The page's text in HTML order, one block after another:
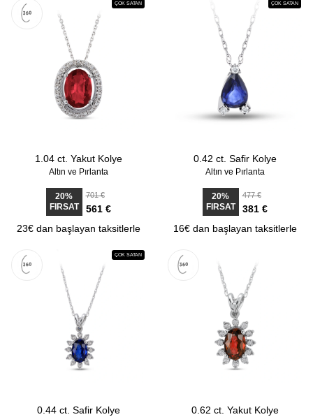
ÇOK SATAN
1.04 ct. Yakut Kolye
Altın ve Pırlanta
20%
FIRSAT
701 €
561 €
23€ dan başlayan taksitlerle
ÇOK SATAN
0.42 ct. Safir Kolye
Altın ve Pırlanta
20%
FIRSAT
477 €
381 €
16€ dan başlayan taksitlerle
ÇOK SATAN
0.44 ct. Safir Kolye 0.62 ct. Yakut Kolye